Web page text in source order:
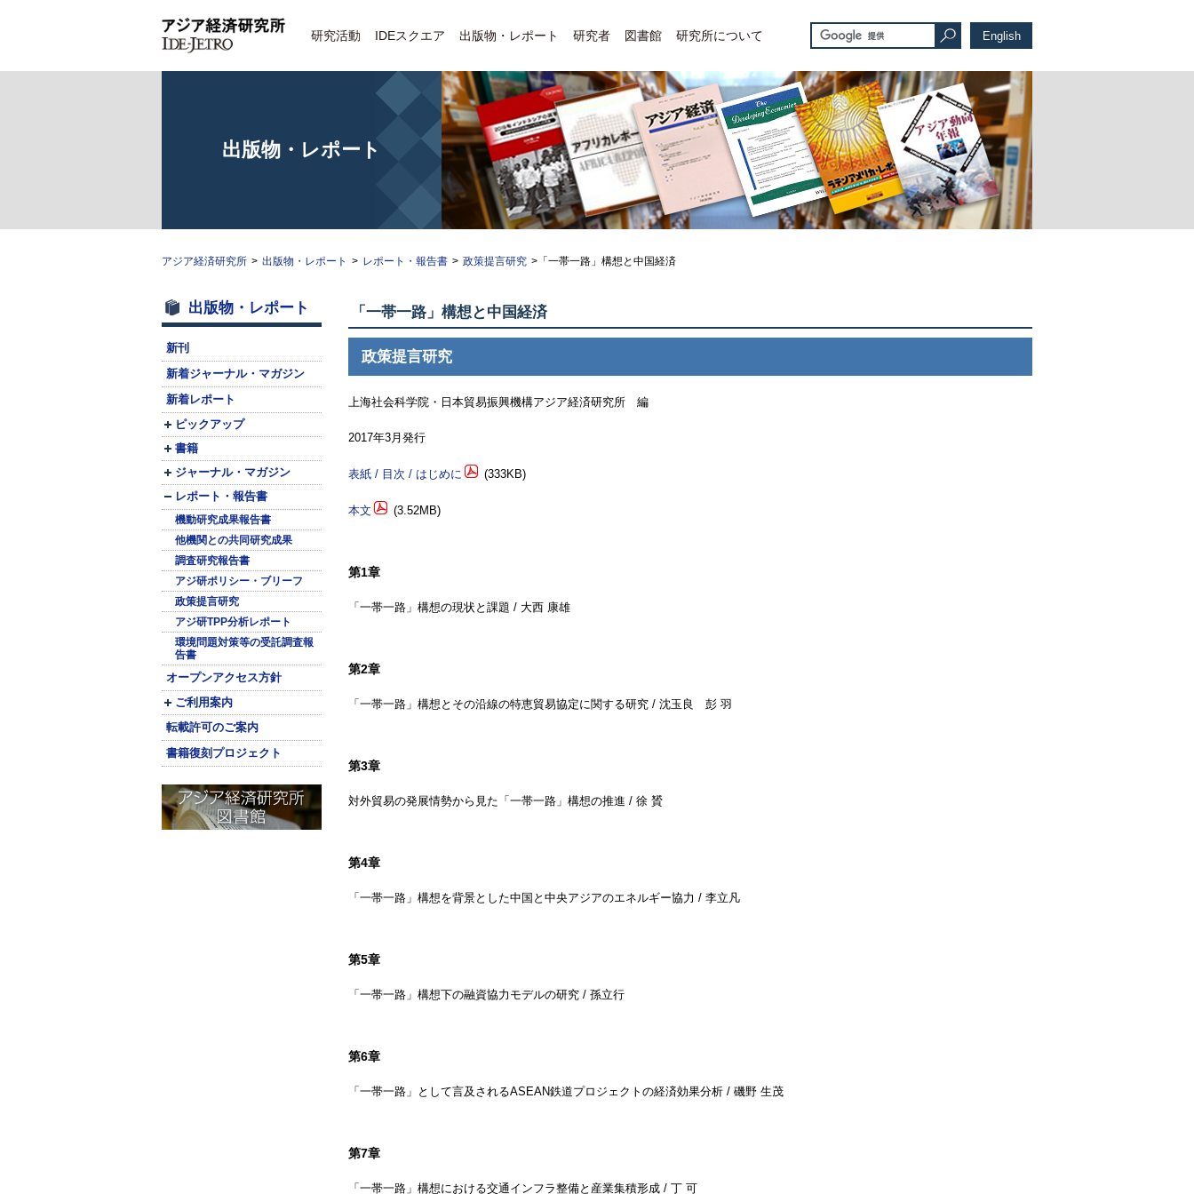
研究活動 IDEスクエア 出版物・レポート 研究者 図書館 研究所について English
出版物・レポート
アジア経済研究所 > 出版物・レポート > レポート・報告書 > 政策提言研究 >「一帯一路」構想と中国経済
出版物・レポート
新刊
新着ジャーナル・マガジン
新着レポート
ピックアップ
書籍
ジャーナル・マガジン
レポート・報告書
機動研究成果報告書
他機関との共同研究成果
調査研究報告書
アジ研ポリシー・ブリーフ
政策提言研究
アジ研TPP分析レポート
環境問題対策等の受託調査報
告書
オープンアクセス方針
ご利用案内
転載許可のご案内
書籍復刻プロジェクト
「一帯一路」構想と中国経済
政策提言研究
上海社会科学院・日本貿易振興機構アジア経済研究所 編
2017年3月発行
表紙 / 目次 / はじめに (333KB)
本文 (3.52MB)
第1章
「一帯一路」構想の現状と課題 / 大西 康雄
第2章
「一帯一路」構想とその沿線の特恵貿易協定に関する研究 / 沈玉良 彭 羽
第3章
対外貿易の発展情勢から見た「一帯一路」構想の推進 / 徐 贇
第4章
「一帯一路」構想を背景とした中国と中央アジアのエネルギー協力 / 李立凡
第5章
「一帯一路」構想下の融資協力モデルの研究 / 孫立行
第6章
「一帯一路」として言及されるASEAN鉄道プロジェクトの経済効果分析 / 磯野 生茂
第7章
「一帯一路」構想における交通インフラ整備と産業集積形成 / 丁 可